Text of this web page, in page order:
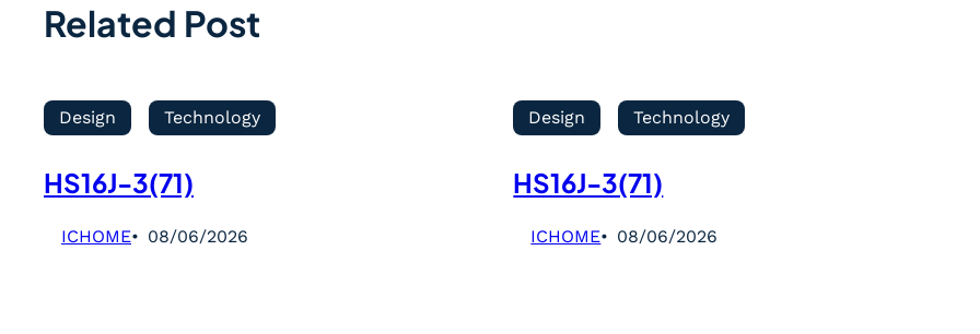
Related Post
Design Technology
HS16J-3(71)
ICHOME 08/06/2026
Design Technology
HS16J-3(71)
ICHOME 08/06/2026